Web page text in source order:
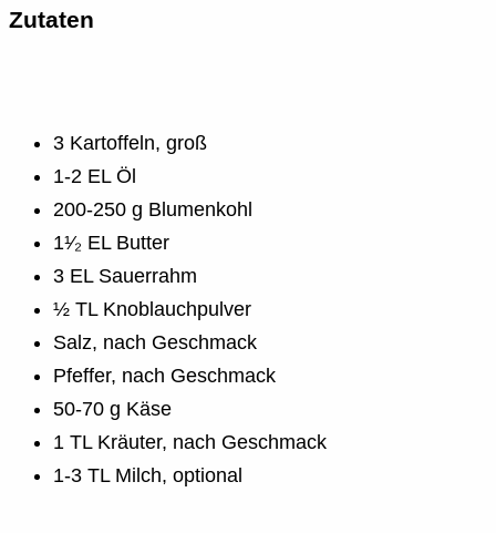
Zutaten
3 Kartoffeln, groß
1-2 EL Öl
200-250 g Blumenkohl
1¹⁄₂ EL Butter
3 EL Sauerrahm
½ TL Knoblauchpulver
Salz, nach Geschmack
Pfeffer, nach Geschmack
50-70 g Käse
1 TL Kräuter, nach Geschmack
1-3 TL Milch, optional